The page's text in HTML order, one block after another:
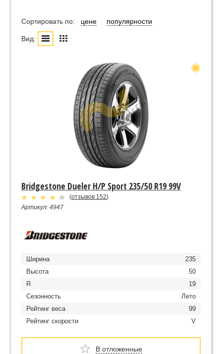
Сортировать по: цене популярности
Вид:
Bridgestone Dueler H/P Sport 235/50 R19 99V
(отзывов 152)
Артикул: 4947
Ширина
235
Высота
50
R
19
Сезонность
Лето
Рейтинг веса
99
Рейтинг скорости
V
В отложенные